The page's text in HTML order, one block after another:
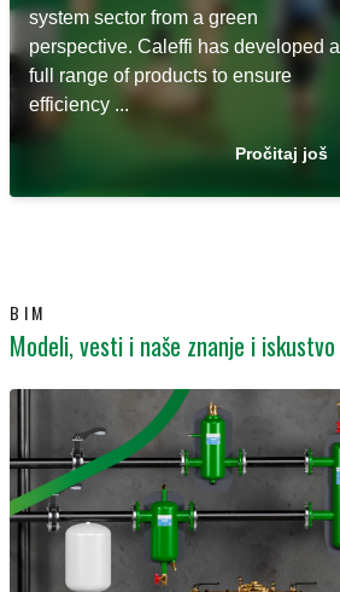
system sector from a green
perspective. Caleffi has developed a
full range of products to ensure
efficiency ...
Pročitaj još
BIM
Modeli, vesti i naše znanje i iskustvo